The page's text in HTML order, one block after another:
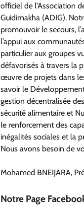
officiel de l'Association
Guidimakha (ADIG).
promouvoir le secours,
l’appui aux
particulier aux groupes
défavorisés à travers la
œuvre de projets dans
savoir le
gestion décentralisée
sécurité alimentaire et
le renforcement des
inégalités sociales et la
Nous avons besoin de
Mohamed BNEIJARA,
Notre Page